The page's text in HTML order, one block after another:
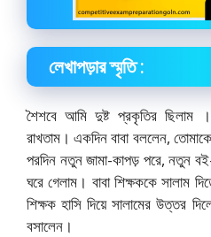
লেখাপড়ার স্মৃতি :
শৈশবে আমি দুষ্ট প্রকৃতির ছিলাম
রাখতাম। একদিন বাবা বললেন,
পরদিন নতুন জামা-কাপড় পরে, নতুন বই-
ঘরে গেলাম। বাবা শিক্ষককে সালাম
শিক্ষক হাসি দিয়ে সালামের উত্তর
বসালেন।